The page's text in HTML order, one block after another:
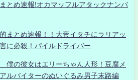
とめ速報!オカマッフルアタックナンバ
まとめ速報！！大帝イタチにラリアッ
に必殺！パイルドライバー
僕の彼女はエリーちゃん人形！豆腐メ
ルバイターのぬいぐるみ男子末路編